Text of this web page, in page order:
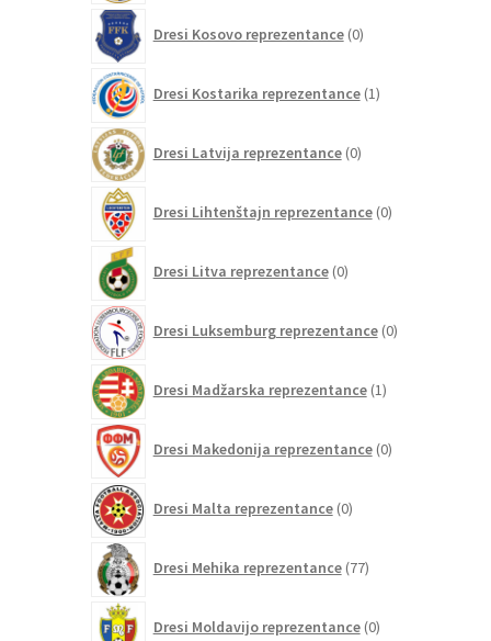
Dresi Kosovo reprezentance 0izdelkov
Dresi Kostarika reprezentance 1izdelek
Dresi Latvija reprezentance 0izdelkov
Dresi Lihtenštajn reprezentance 0izdelkov
Dresi Litva reprezentance 0izdelkov
Dresi Luksemburg reprezentance 0izdelkov
Dresi Madžarska reprezentance 1izdelek
Dresi Makedonija reprezentance 0izdelkov
Dresi Malta reprezentance 0izdelkov
Dresi Mehika reprezentance 77izdelkov
Dresi Moldavijo reprezentance 0izdelkov